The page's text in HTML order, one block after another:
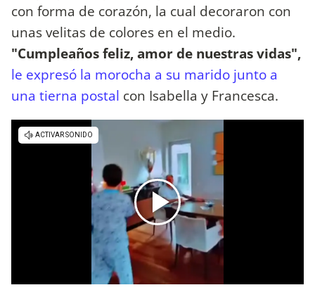
con forma de corazón, la cual decoraron con
unas velitas de colores en el medio.
"Cumpleaños feliz, amor de nuestras vidas",
le expresó la morocha a su marido junto a
una tierna postal con Isabella y Francesca.